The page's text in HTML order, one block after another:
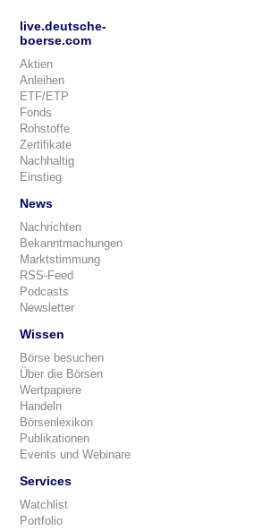
live.deutsche-
boerse.com
Aktien
Anleihen
ETF/ETP
Fonds
Rohstoffe
Zertifikate
Nachhaltig
Einstieg
News
Nachrichten
Bekanntmachungen
Marktstimmung
RSS-Feed
Podcasts
Newsletter
Wissen
Börse besuchen
Über die Börsen
Wertpapiere
Handeln
Börsenlexikon
Publikationen
Events und Webinare
Services
Watchlist
Portfolio